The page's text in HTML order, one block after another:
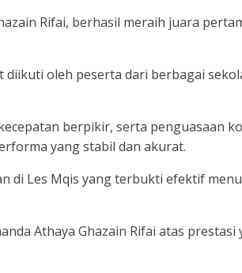
Rifai, berhasil meraih juara
oleh peserta dari berbagai
berpikir, serta penguasaan
yang stabil dan akurat.
di Les Mqis yang terbukti efektif
Athaya Ghazain Rifai atas prestasi